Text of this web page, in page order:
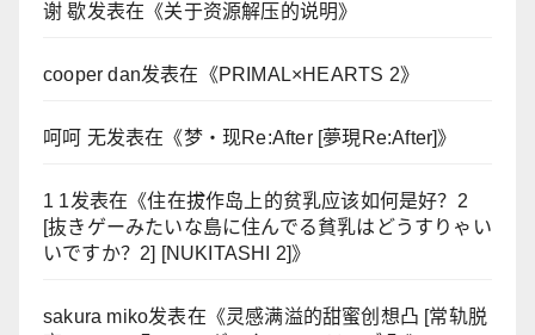
谢 歇发表在《关于资源解压的说明》
cooper dan发表在《PRIMAL×HEARTS 2》
呵呵 无发表在《梦・现Re:After [夢現Re:After]》
1 1发表在《住在拔作岛上的贫乳应该如何是好？2
[抜きゲーみたいな島に住んでる貧乳はどうすりゃい
いですか？2] [NUKITASHI 2]》
sakura miko发表在《灵感满溢的甜蜜创想凸 [常轨脱